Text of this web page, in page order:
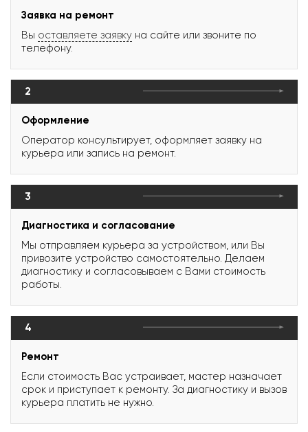
Заявка на ремонт
Вы оставляете заявку на сайте или звоните по
телефону.
2
Оформление
Оператор консультирует, оформляет заявку на
курьера или запись на ремонт.
3
Диагностика и согласование
Мы отправляем курьера за устройством, или Вы
привозите устройство самостоятельно. Делаем
диагностику и согласовываем с Вами стоимость
работы.
4
Ремонт
Если стоимость Вас устраивает, мастер назначает
срок и приступает к ремонту. За диагностику и вызов
курьера платить не нужно.